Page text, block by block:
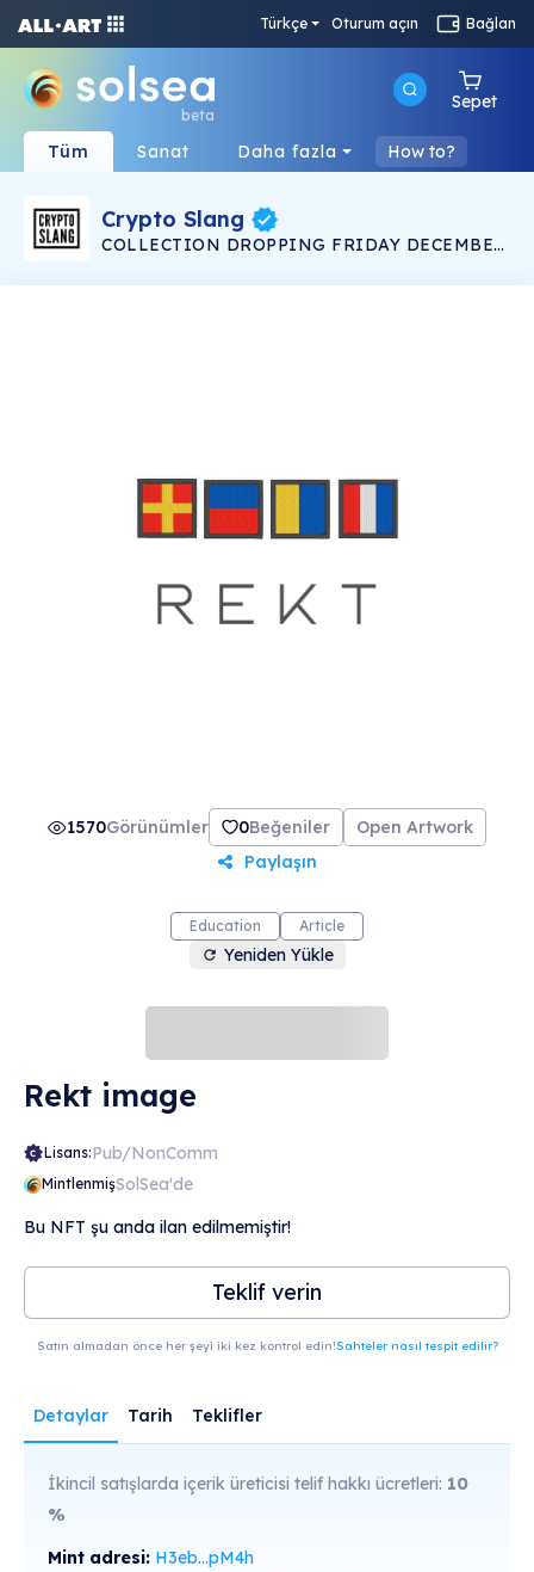
Türkçe Oturum açın Bağlan
beta
Sepet
Tüm Sanat Daha fazla How to?
Crypto Slang
COLLECTION DROPPING FRIDAY DECEMBER
collection of images and animations depicting
1570Görünümler 0Beğeniler
Open Artwork
Paylaşın
Education Article
Yeniden Yükle
Rekt image
Lisans:Pub/NonComm
MintlenmişSolSea'de
Bu NFT şu anda ilan edilmemiştir!
Teklif verin
Satın almadan önce her şeyi iki kez kontrol edin!Sahteler nasıl tespit edilir?
Detaylar Tarih Teklifler
İkincil satışlarda içerik üreticisi telif hakkı ücretleri: 10
%
Mint adresi: H3eb...pM4h